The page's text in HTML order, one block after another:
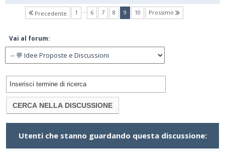
Precedente 1 … 6 7 8 9(current)
10 Prossimo
Vai al forum:
Utenti che stanno guardando questa discussione: